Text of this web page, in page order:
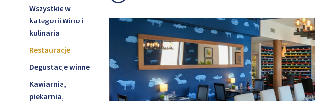
Wszystkie w
kategorii Wino i
kulinaria
Restauracje
Degustacje winne
Kawiarnia,
piekarnia,